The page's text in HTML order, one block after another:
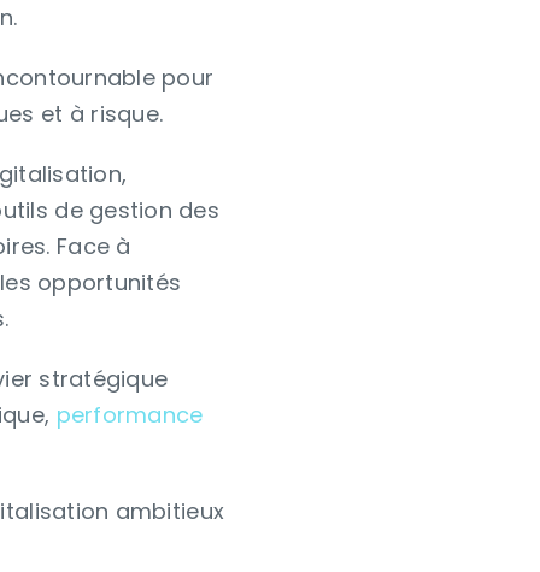
pour
et à risque.
de gestion des
Face à
opportunités
stratégique
performance
ambitieux